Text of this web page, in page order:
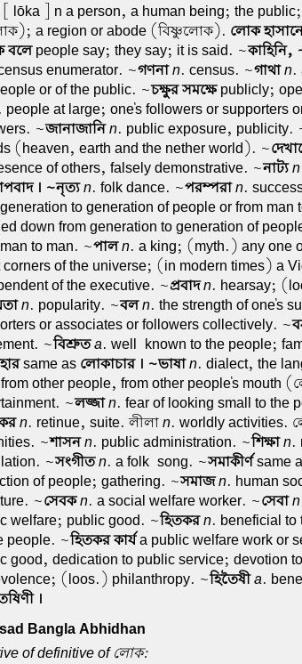
lōka ] n a person, a human being; the
a region or abode (বিষ্ণুলোক). লোক
বলেpeople say; they say; it is said. ~কাহিনি,
enumerator. ~গণনা n. census. ~গাথা n.
or of the public. ~চক্ষুর সমক্ষেpublicly;
people at large; one's followers or supporters
~জানাজানি n. public exposure, publicity.
(heaven, earth and the nether world). ~
of others, falsely demonstrative. ~নাট্য n
। ~নৃত্য n. folk dance. ~পরম্পরা n.
to generation of people or from man
down from generation to generation of
to man. ~পাল n. a king; (myth.) any one
corners of the universe; (in modern times) a
of the executive. ~প্রবাদ n. hearsay;
n. popularity. ~বল n. the strength of one's
or associates or followers collectively. ~
~বিশ্রুত a. well-known to the people;
same as লোকাচার । ~ভাষা n. dialect, the
other people, from other people's mouth
~লজ্জা n. fear of looking small to the
n. retinue, suite. লীলাn. worldly activities.
~শাসন n. public administration. ~শিক্ষা n.
~সংগীত n. a folk-song. ~সমাকীর্ণsame
of people; gathering. ~সমাজ n. human
~সেবক n. a social welfare worker. ~সেবা n
welfare; public good. ~হিতকর n. beneficial to
people. ~হিতকর কার্যa public welfare work or
good, dedication to public service; devotion
(loos.) philanthropy. ~হিতৈষী a.
।
Bangla Abhidhan
of definitive of লোক: